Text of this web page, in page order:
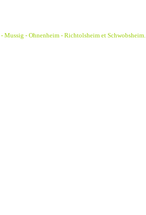
- Mussig - Ohnenheim - Richtolsheim et Schwobsheim.